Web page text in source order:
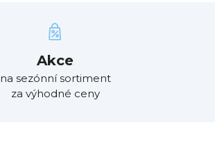
Akce
na sezónní sortiment
za výhodné ceny